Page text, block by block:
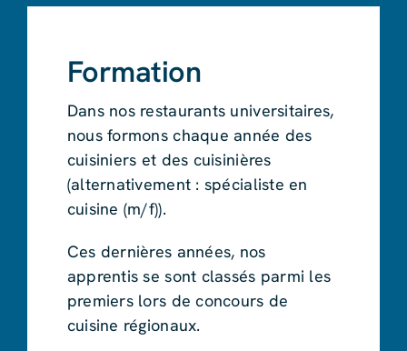
Formation
Dans nos restaurants universitaires,
nous formons chaque année des
cuisiniers et des cuisinières
(alternativement : spécialiste en
cuisine (m/f)).
Ces dernières années, nos
apprentis se sont classés parmi les
premiers lors de concours de
cuisine régionaux.